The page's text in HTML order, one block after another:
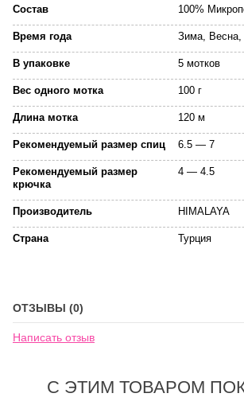
Состав 100%
Время года Зима,
В упаковке 5 мотков
Вес одного мотка 100 г
Длина мотка 120 м
Рекомендуемый размер спиц 6.5 — 7
Рекомендуемый размер
крючка
4 — 4.5
Производитель HIMALAYA
Страна Турция
ОТЗЫВЫ (0)
Написать отзыв
С ЭТИМ ТОВАРОМ